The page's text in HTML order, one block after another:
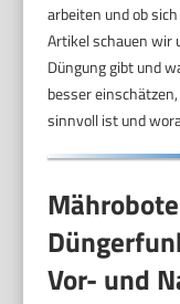
arbeiten und ob
Artikel schauen wir
Düngung gibt und
besser
sinnvoll ist und
Vor- und